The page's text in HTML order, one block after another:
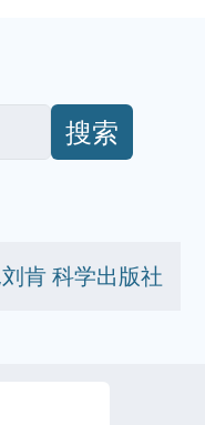
搜索
肯 科学出版社